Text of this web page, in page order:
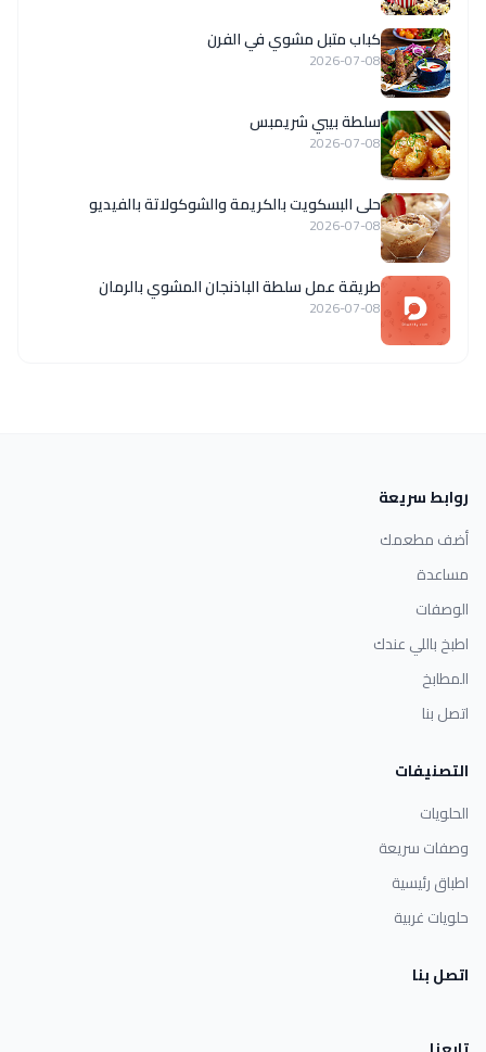
كباب متبل مشوي في الفرن
2026-07-08
سلطة بيبي شريمبس
2026-07-08
حلى البسكويت بالكريمة والشوكولاتة بالفيديو
2026-07-08
طريقة عمل سلطة الباذنجان المشوي بالرمان
2026-07-08
روابط سريعة
أضف مطعمك
مساعدة
الوصفات
اطبخ باللي عندك
المطابخ
اتصل بنا
التصنيفات
الحلويات
وصفات سريعة
اطباق رئيسية
حلويات غربية
اتصل بنا